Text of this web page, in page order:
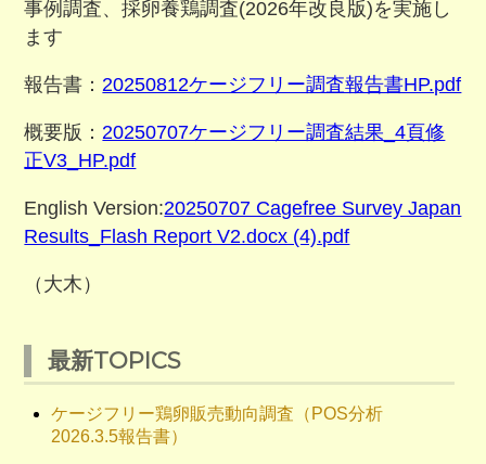
事例調査、採卵養鶏調査(2026年改良版)を実施し
ます
報告書： 20250812ケージフリー調査報告書HP.pdf
概要版： 20250707ケージフリー調査結果_4頁修
正V3_HP.pdf
English Version:20250707 Cagefree Survey Japan
Results_Flash Report V2.docx (4).pdf
（大木）
最新TOPICS
ケージフリー鶏卵販売動向調査（POS分析
2026.3.5報告書）